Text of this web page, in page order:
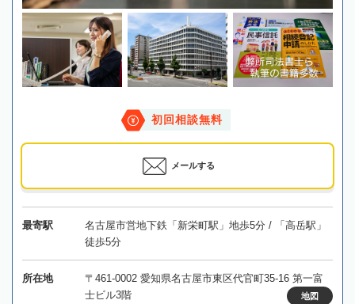
初回相談無料
メールする
最寄駅
名古屋市営地下鉄「新栄町駅」地歩5分 / 「高岳駅」
徒歩5分
所在地
〒461-0002 愛知県名古屋市東区代官町35-16 第一富
士ビル3階
地図